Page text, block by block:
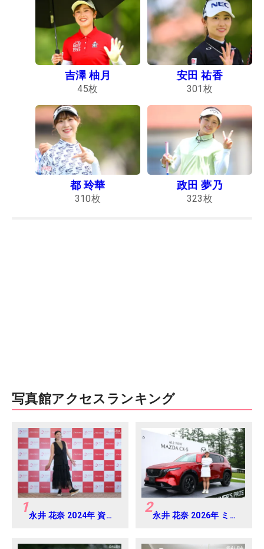
吉澤 柚月
45枚
安田 祐香
301 枚
都 玲華
310枚
政田 夢乃
323枚
写真館アクセスランキング
1永井 花奈 2024年 資生
2永井 花奈 2026年 ミネ